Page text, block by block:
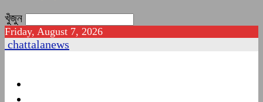
খুঁজুন
Friday, August 7, 2026
chattalanews